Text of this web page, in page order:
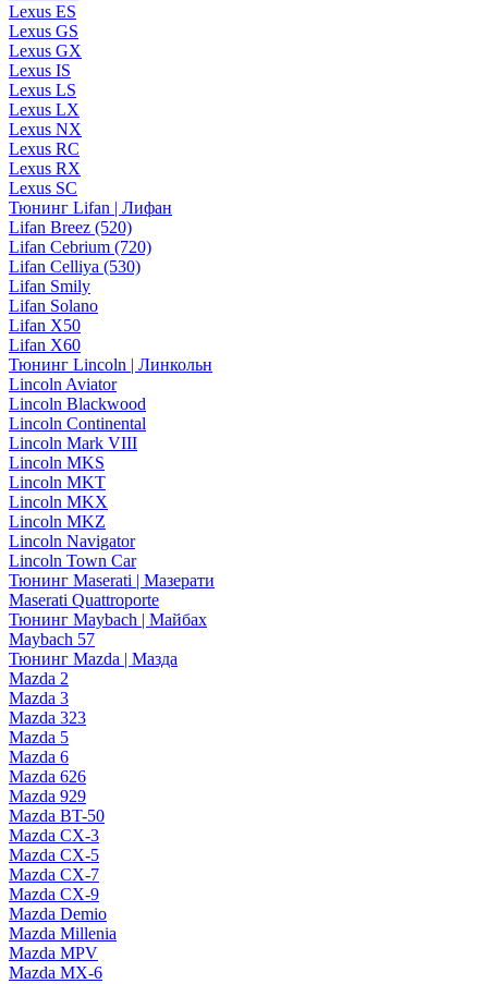
Lexus ES
Lexus GS
Lexus GX
Lexus IS
Lexus LS
Lexus LX
Lexus NX
Lexus RC
Lexus RX
Lexus SC
Тюнинг Lifan | Лифан
Lifan Breez (520)
Lifan Cebrium (720)
Lifan Celliya (530)
Lifan Smily
Lifan Solano
Lifan X50
Lifan X60
Тюнинг Lincoln | Линкольн
Lincoln Aviator
Lincoln Blackwood
Lincoln Continental
Lincoln Mark VIII
Lincoln MKS
Lincoln MKT
Lincoln MKX
Lincoln MKZ
Lincoln Navigator
Lincoln Town Car
Тюнинг Maserati | Мазерати
Maserati Quattroporte
Тюнинг Maybach | Майбах
Maybach 57
Тюнинг Mazda | Мазда
Mazda 2
Mazda 3
Mazda 323
Mazda 5
Mazda 6
Mazda 626
Mazda 929
Mazda BT-50
Mazda CX-3
Mazda CX-5
Mazda CX-7
Mazda CX-9
Mazda Demio
Mazda Millenia
Mazda MPV
Mazda MX-6